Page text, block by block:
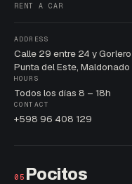
RENT A CAR
ADDRESS
Calle 29 entre 24 y Gorlero
Punta del Este, Maldonado
HOURS
Todos los días 8 – 18h
CONTACT
+598 96 408 129
05 Pocitos